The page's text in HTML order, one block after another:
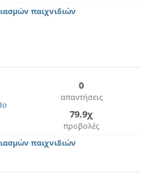
παιχνιδιών
0
απαντήσεις
79.9χ
προβολές
παιχνιδιών